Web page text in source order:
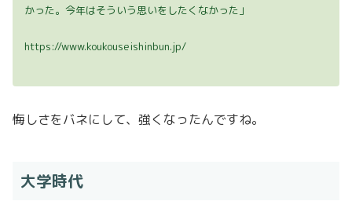
かった。今年はそういう思いをしたくなかった」
https://www.koukouseishinbun.jp/
悔しさをバネにして、強くなったんですね。
大学時代